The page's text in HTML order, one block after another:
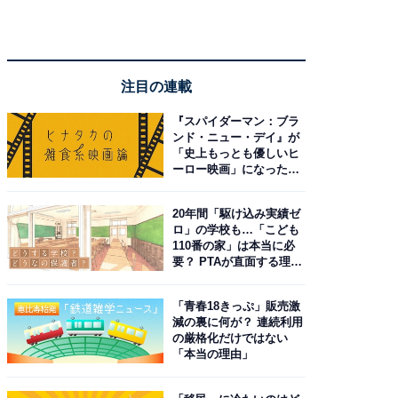
注目の連載
『スパイダーマン：ブラ
ンド・ニュー・デイ』が
「史上もっとも優しいヒ
ーロー映画」になった理
20年間「駆け込み実績ゼ
ロ」の学校も…「こども
110番の家」は本当に必
要？ PTAが直面する理想
「青春18きっぷ」販売激
減の裏に何が？ 連続利用
の厳格化だけではない
「本当の理由」